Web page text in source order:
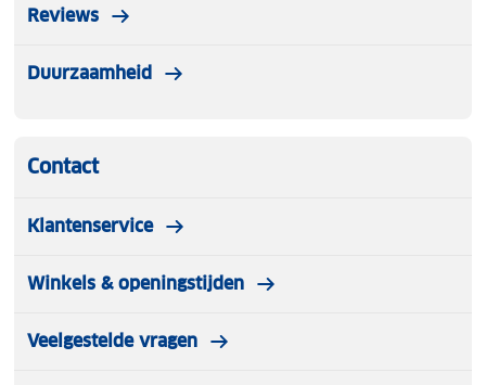
Reviews
Duurzaamheid
Contact
Klantenservice
Winkels & openingstijden
Veelgestelde vragen